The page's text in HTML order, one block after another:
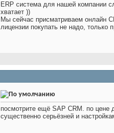
ERP система для нашей компании
хватает ))
Мы сейчас присматриваем онлайн
лицензии покупать не надо, только
посмотрите ещё SAP CRM. по цене
существенно серьёзней и